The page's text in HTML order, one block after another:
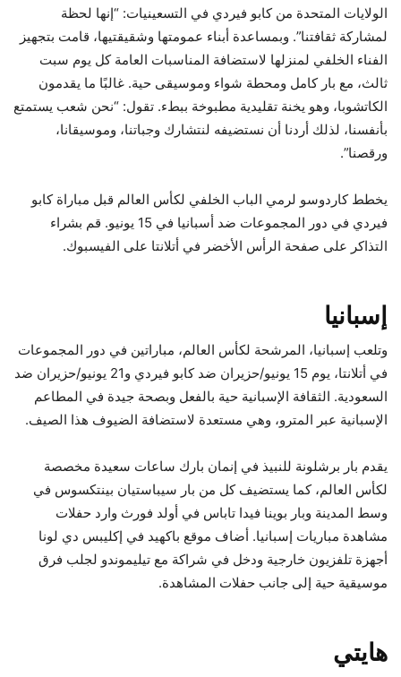
الولايات المتحدة من كابو فيردي في التسعينيات: “إنها لحظة
لمشاركة ثقافتنا”. وبمساعدة أبناء عمومتها وشقيقتيها، قامت بتجهيز
الفناء الخلفي لمنزلها لاستضافة المناسبات العامة كل يوم سبت
ثالث، مع بار كامل ومحطة شواء وموسيقى حية. غالبًا ما يقدمون
الكاتشوبا، وهو يخنة تقليدية مطبوخة ببطء. تقول: “نحن شعب يستمتع
بأنفسنا، لذلك أردنا أن نستضيفه لنتشارك وجباتنا، وموسيقانا،
ورقصنا”.
يخطط كاردوسو لرمي الباب الخلفي لكأس العالم قبل مباراة كابو
فيردي في دور المجموعات ضد أسبانيا في 15 يونيو. قم بشراء
التذاكر على صفحة الرأس الأخضر في أتلانتا على الفيسبوك.
إسبانيا
وتلعب إسبانيا، المرشحة لكأس العالم، مباراتين في دور المجموعات
في أتلانتا، يوم 15 يونيو/حزيران ضد كابو فيردي و21 يونيو/حزيران ضد
السعودية. الثقافة الإسبانية حية بالفعل وبصحة جيدة في المطاعم
الإسبانية عبر المترو، وهي مستعدة لاستضافة الضيوف هذا الصيف.
يقدم بار برشلونة للنبيذ في إنمان بارك ساعات سعيدة مخصصة
لكأس العالم، كما يستضيف كل من بار سيباستيان بينتكسوس في
وسط المدينة وبار بوينا فيدا تاباس في أولد فورث وارد حفلات
مشاهدة مباريات إسبانيا. أضاف موقع باكهيد في إكليبس دي لونا
أجهزة تلفزيون خارجية ودخل في شراكة مع تيليموندو لجلب فرق
موسيقية حية إلى جانب حفلات المشاهدة.
هايتي